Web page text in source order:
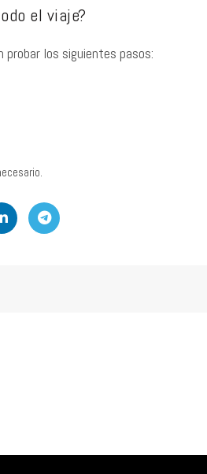
el viaje?
probar los siguientes pasos: